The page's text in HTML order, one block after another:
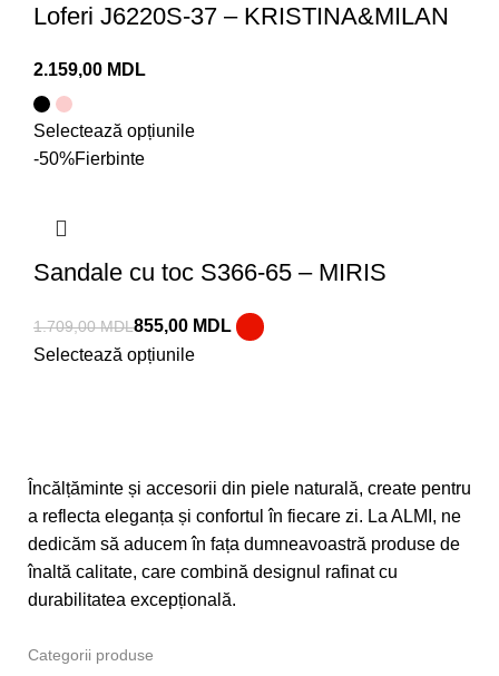
Loferi J6220S-37 – KRISTINA&MILAN
MDL
Selectează opțiunile
-50%Fierbinte
Sandale cu toc S366-65 – MIRIS
1.709,00MDL855,00 MDL
Selectează opțiunile
Încălțăminte și accesorii din piele naturală, create pentru
a reflecta eleganța și confortul în fiecare zi. La ALMI, ne
dedicăm să aducem în fața dumneavoastră produse de
înaltă calitate, care combină designul rafinat cu
durabilitatea excepțională.
Categorii produse